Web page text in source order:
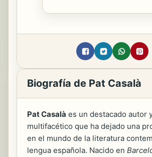
Biografía de Pat Casalà
Pat Casalà es un destacado autor
multifacético que ha dejado una
en el mundo de la literatura
lengua española. Nacido en